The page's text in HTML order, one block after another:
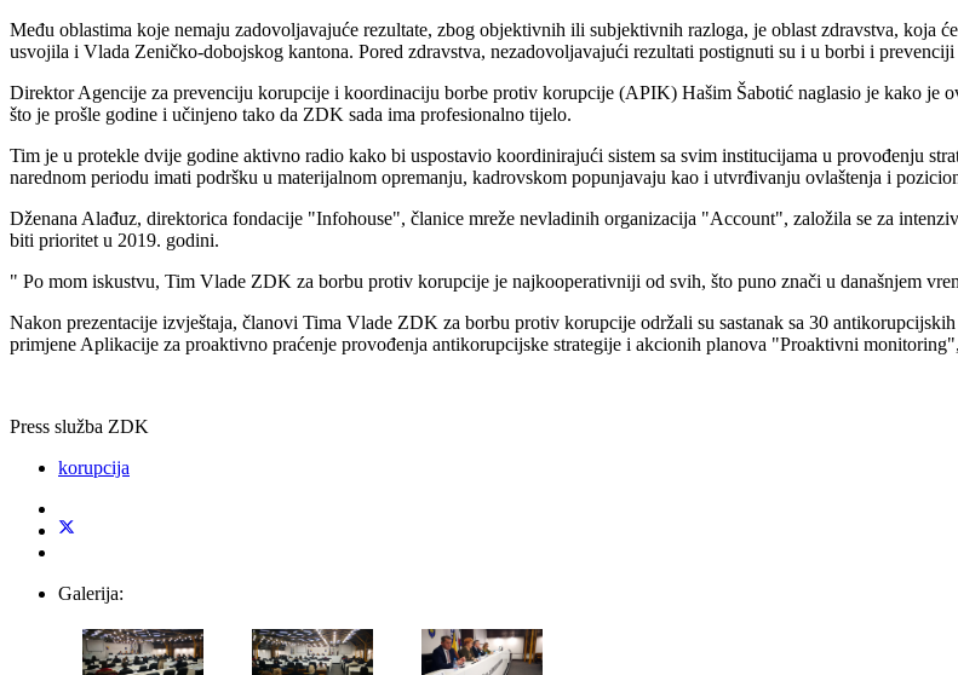
Među oblastima koje nemaju zadovoljavajuće rezultate, zbog objektivnih ili subjektivnih razloga, je oblast zdravstva, koja
usvojila i Vlada Zeničko-dobojskog kantona. Pored zdravstva, nezadovoljavajući rezultati postignuti su i u borbi i
Direktor Agencije za prevenciju korupcije i koordinaciju borbe protiv korupcije (APIK) Hašim Šabotić naglasio je kako je
što je prošle godine i učinjeno tako da ZDK sada ima profesionalno tijelo.
Tim je u protekle dvije godine aktivno radio kako bi uspostavio koordinirajući sistem sa svim institucijama u provođenju
narednom periodu imati podršku u materijalnom opremanju, kadrovskom popunjavaju kao i utvrđivanju ovlaštenja i
Dženana Alađuz, direktorica fondacije "Infohouse", članice mreže nevladinih organizacija "Account", založila se za
biti prioritet u 2019. godini.
" Po mom iskustvu, Tim Vlade ZDK za borbu protiv korupcije je najkooperativniji od svih, što puno znači u današnjem
Nakon prezentacije izvještaja, članovi Tima Vlade ZDK za borbu protiv korupcije održali su sastanak sa 30
primjene Aplikacije za proaktivno praćenje provođenja antikorupcijske strategije i akcionih planova "Proaktivni
Press služba ZDK
korupcija
Galerija: